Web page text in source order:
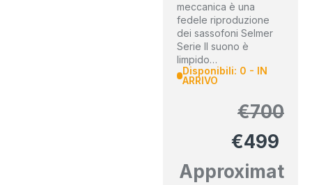
meccanica è una
fedele riproduzione
dei sassofoni Selmer
Serie Il suono è
limpido…
Disponibili: 0 - IN
ARRIVO
€700
€499
Approximat